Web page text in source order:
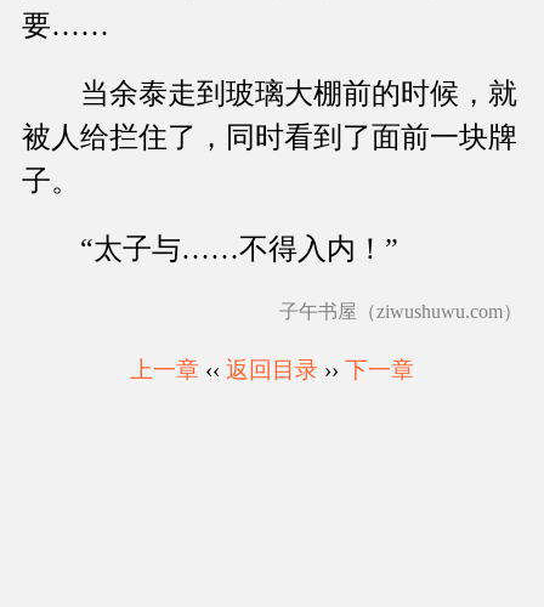
要……
当余泰走到玻璃大棚前的时候，就
被人给拦住了，同时看到了面前一块牌
子。
“太子与……不得入内！”
子午书屋（ziwushuwu.com）
上一章 ‹‹ 返回目录 ›› 下一章